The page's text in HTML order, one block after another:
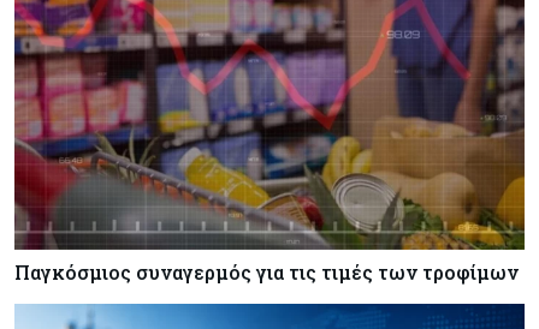
Κόσμος 07-08-2026
Σαουδική Αραβία, Πακιστάν και Τουρκία
υπογράφουν συμφωνία για αμοιβαία άμυνα
Εμπορεύματα 07-08-2026
Πετρέλαιο: Πιάνει και πάλι τα 83 δολάρια το
Brent μετά το σχέδιο του Ιράν για τα Στενά του
Ορμούζ
Κόσμος 07-08-2026
Παγκόσμιος συναγερμός για τις τιμές των τροφίμων